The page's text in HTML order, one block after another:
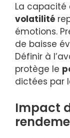
La capacité
volatilité
émotions.
de baisse
Définir à
protège le
dictées par
Impact